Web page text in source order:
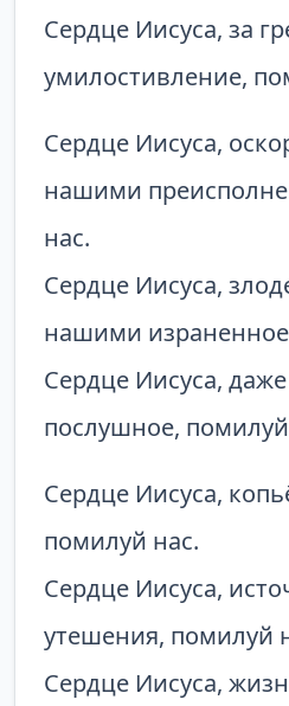
Сердце Иисуса, за
умилостивление,
Сердце Иисуса,
нашими
нас.
Сердце Иисуса,
нашими
Сердце Иисуса,
послушное,
Сердце Иисуса,
помилуй нас.
Сердце Иисуса,
утешения, помилуй
Сердце Иисуса,